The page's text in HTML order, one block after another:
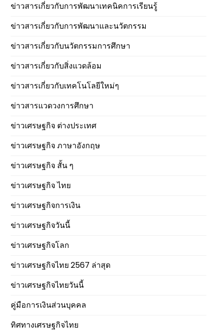
ข่าวสารเกี่ยวกับการพัฒนาเทคนิคการเรียนรู้
ข่าวสารเกี่ยวกับการพัฒนาและนวัตกรรม
ข่าวสารเกี่ยวกับนวัตกรรมการศึกษา
ข่าวสารเกี่ยวกับสิ่งแวดล้อม
ข่าวสารเกี่ยวกับเทคโนโลยีใหม่ๆ
ข่าวสารแวดวงการศึกษา
ข่าวเศรษฐกิจ ต่างประเทศ
ข่าวเศรษฐกิจ ภาษาอังกฤษ
ข่าวเศรษฐกิจ สั้น ๆ
ข่าวเศรษฐกิจ ไทย
ข่าวเศรษฐกิจการเงิน
ข่าวเศรษฐกิจวันนี้
ข่าวเศรษฐกิจโลก
ข่าวเศรษฐกิจไทย 2567 ล่าสุด
ข่าวเศรษฐกิจไทยวันนี้
คู่มือการเงินส่วนบุคคล
ทิศทางเศรษฐกิจไทย